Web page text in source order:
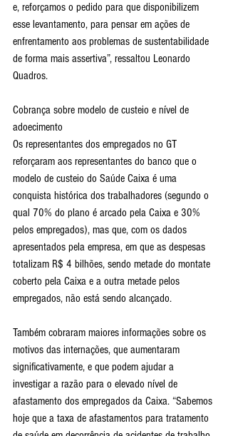
e, reforçamos o pedido para que disponibilizem
esse levantamento, para pensar em ações de
enfrentamento aos problemas de sustentabilidade
de forma mais assertiva”, ressaltou Leonardo
Quadros.
Cobrança sobre modelo de custeio e nível de
adoecimento
Os representantes dos empregados no GT
reforçaram aos representantes do banco que o
modelo de custeio do Saúde Caixa é uma
conquista histórica dos trabalhadores (segundo o
qual 70% do plano é arcado pela Caixa e 30%
pelos empregados), mas que, com os dados
apresentados pela empresa, em que as despesas
totalizam R$ 4 bilhões, sendo metade do montate
coberto pela Caixa e a outra metade pelos
empregados, não está sendo alcançado.
Também cobraram maiores informações sobre os
motivos das internações, que aumentaram
significativamente, e que podem ajudar a
investigar a razão para o elevado nível de
afastamento dos empregados da Caixa. “Sabemos
hoje que a taxa de afastamentos para tratamento